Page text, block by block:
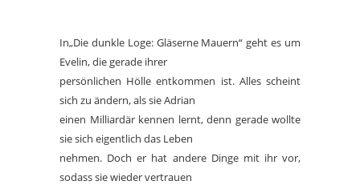
In„Die dunkle Loge: Gläserne Mauern“ geht es um
Evelin, die gerade ihrer
persönlichen Hölle entkommen ist. Alles scheint
sich zu ändern, als sie Adrian
einen Milliardär kennen lernt, denn gerade wollte
sie sich eigentlich das Leben
nehmen. Doch er hat andere Dinge mit ihr vor,
sodass sie wieder vertrauen